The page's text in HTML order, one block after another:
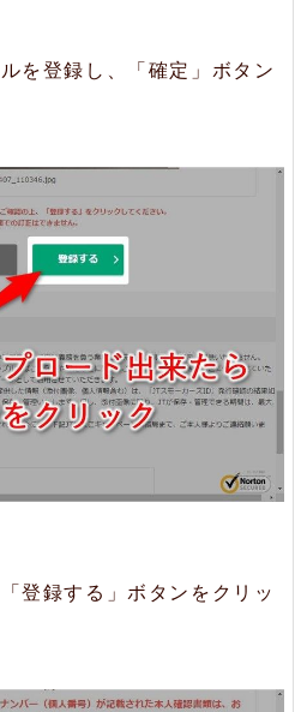
を登録し、「確定」ボタン
登録する」ボタンをクリッ